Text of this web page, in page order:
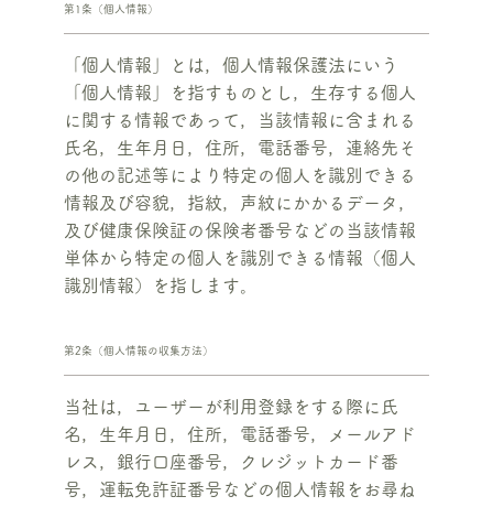
第1条（個人情報）
「個人情報」とは，個人情報保護法にいう
「個人情報」を指すものとし，生存する個人
に関する情報であって，当該情報に含まれる
氏名，生年月日，住所，電話番号，連絡先そ
の他の記述等により特定の個人を識別できる
情報及び容貌，指紋，声紋にかかるデータ，
及び健康保険証の保険者番号などの当該情報
単体から特定の個人を識別できる情報（個人
識別情報）を指します。
第2条（個人情報の収集方法）
当社は，ユーザーが利用登録をする際に氏
名，生年月日，住所，電話番号，メールアド
レス，銀行口座番号，クレジットカード番
号，運転免許証番号などの個人情報をお尋ね